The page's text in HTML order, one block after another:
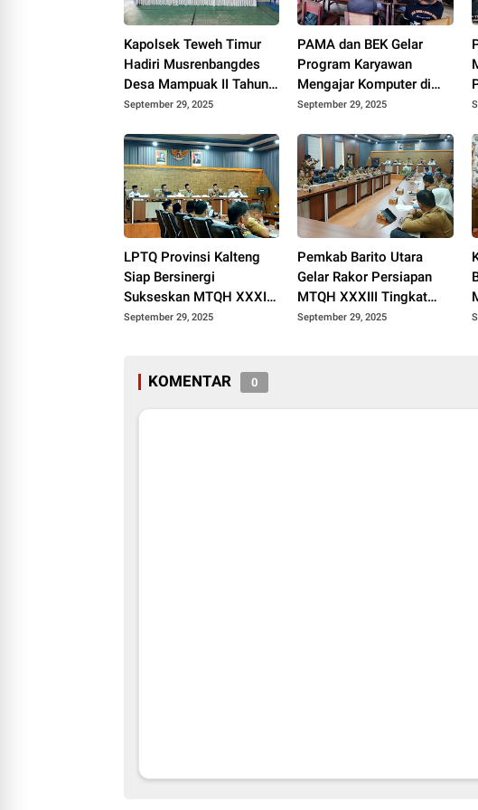
Kapolsek Teweh Timur
Hadiri Musrenbangdes
Desa Mampuak II Tahun
Anggaran 2026
September 29, 2025
PAMA dan BEK Gelar
Program Karyawan
Mengajar Komputer di
SMAN 1 Teweh Timur
September 29, 2025
LPTQ Provinsi Kalteng
Siap Bersinergi
Sukseskan MTQH XXXIII
di Barito Utara
September 29, 2025
Pemkab Barito Utara
Gelar Rakor Persiapan
MTQH XXXIII Tingkat
Provinsi Kalteng 2025
September 29, 2025
KOMENTAR 0